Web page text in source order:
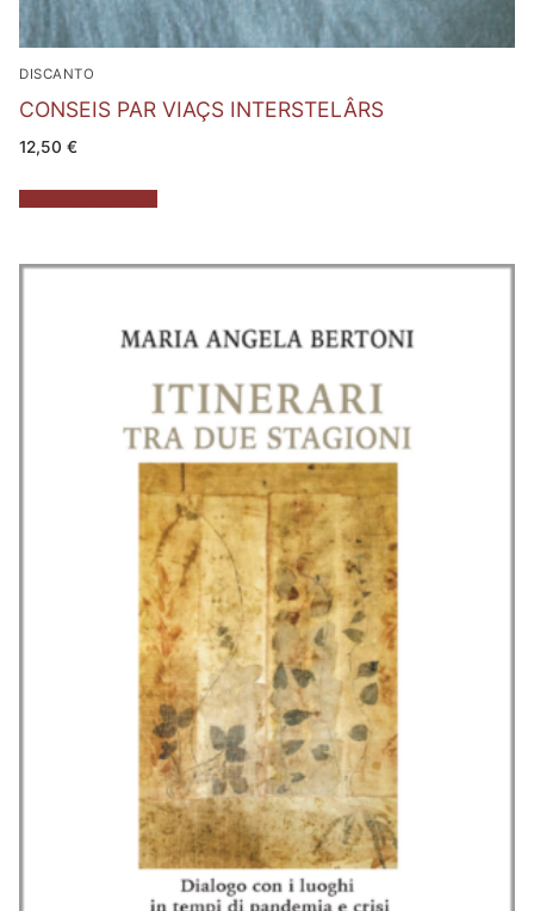
DISCANTO
CONSEIS PAR VIAÇS INTERSTELÂRS
12,50 €